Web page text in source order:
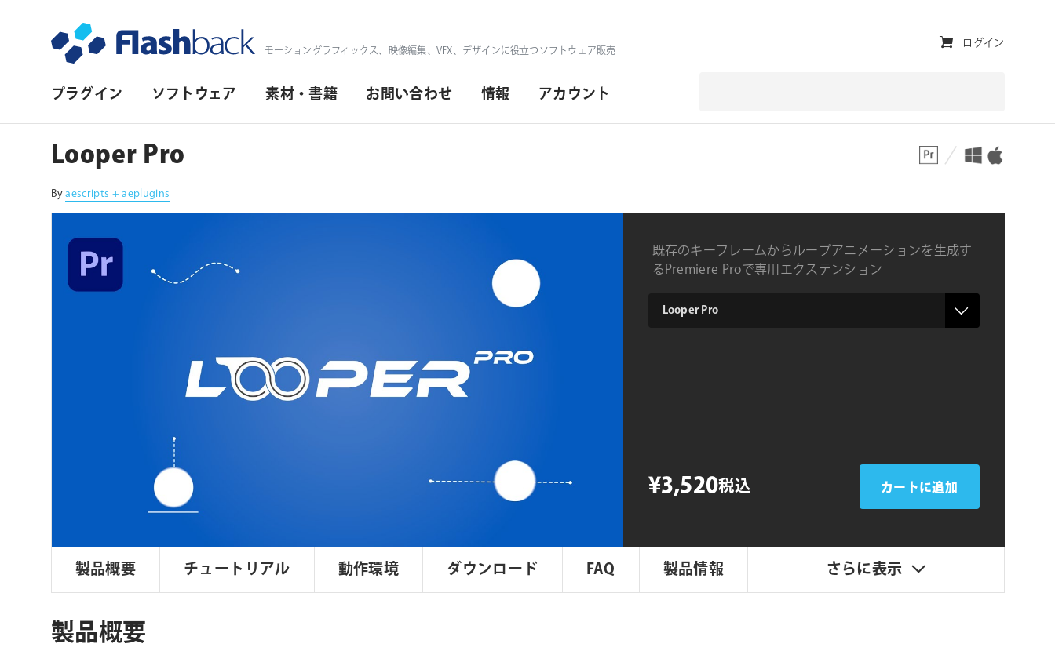
モーショングラフィックス、映像編集、VFX、デザインに役立つソフトウェア販売
プ
イ
マ
リ・
ゲ
プラグイン ソフトウェア 素材・書籍 お問い合わせ 情報 アカウント
ユ
ィ
リ
ィ・
ナ
ゲ
ー
ログイン
Looper Pro 対応プラットフォーム 対応OS
Byaescripts + aeplugins
既存のキーフレームからループアニメーションを生成す
るPremiere Proで専用エクステンション
type
¥3,520税込 カートに追加
製品概要 チュートリアル 動作環境 ダウンロード FAQ 製品情報 さらに表示
製品概要